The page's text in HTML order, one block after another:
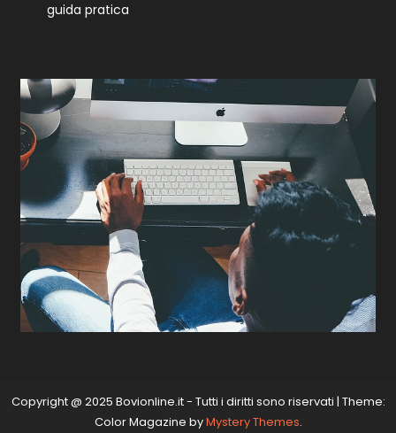
guida pratica
Copyright @ 2025 Bovionline.it - Tutti i diritti sono riservati | Theme:
Color Magazine byMystery Themes.